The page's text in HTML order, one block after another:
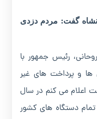
گفت: مردم دزدی
رئیس جمهور با
ها و پرداخت های غیر
اعلام می کنم در سال
دستگاه های کشور